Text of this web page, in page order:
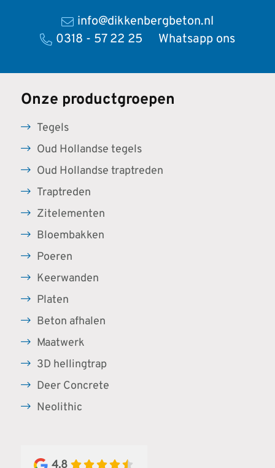
info@dikkenbergbeton.nl
0318 - 57 22 25
Whatsapp ons
Onze productgroepen
Tegels
Oud Hollandse tegels
Oud Hollandse traptreden
Traptreden
Zitelementen
Bloembakken
Poeren
Keerwanden
Platen
Beton afhalen
Maatwerk
3D hellingtrap
Deer Concrete
Neolithic